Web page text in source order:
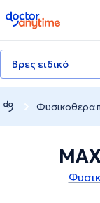
doctoranytime
Βρες ειδικό